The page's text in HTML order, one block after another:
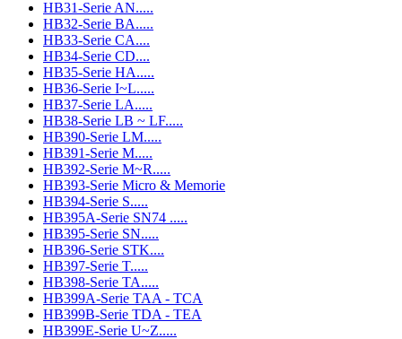
HB31-Serie AN.....
HB32-Serie BA.....
HB33-Serie CA....
HB34-Serie CD....
HB35-Serie HA.....
HB36-Serie I~L.....
HB37-Serie LA.....
HB38-Serie LB ~ LF.....
HB390-Serie LM.....
HB391-Serie M.....
HB392-Serie M~R.....
HB393-Serie Micro & Memorie
HB394-Serie S.....
HB395A-Serie SN74 .....
HB395-Serie SN.....
HB396-Serie STK....
HB397-Serie T.....
HB398-Serie TA.....
HB399A-Serie TAA - TCA
HB399B-Serie TDA - TEA
HB399E-Serie U~Z.....